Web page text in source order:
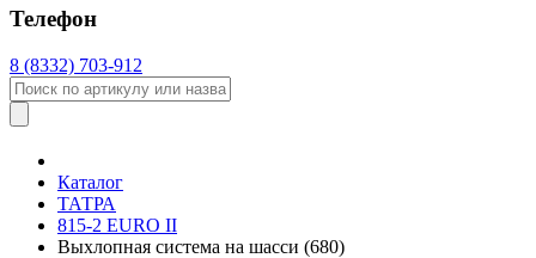
Телефон
8 (8332) 703-912
Каталог
ТАТРА
815-2 EURO II
Выхлопная система на шасси (680)